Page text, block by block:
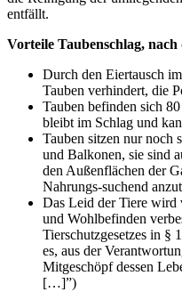
entfällt.
Vorteile Taubenschlag,
Durch den Eiertausch
Tauben verhindert, die
Tauben befinden sich
bleibt im Schlag und
Tauben sitzen nur noch
und Balkonen, sie sind
den Außenflächen der
Nahrungs-suchend
Das Leid der Tiere wird
und Wohlbefinden
Tierschutzgesetzes in §
es, aus der
Mitgeschöpf dessen
[…]”)